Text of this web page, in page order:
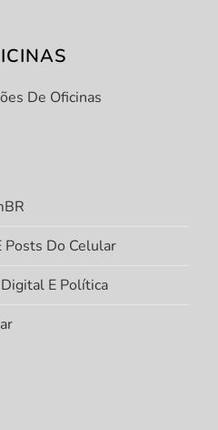
De Oficinas
Posts Do Celular
E Política